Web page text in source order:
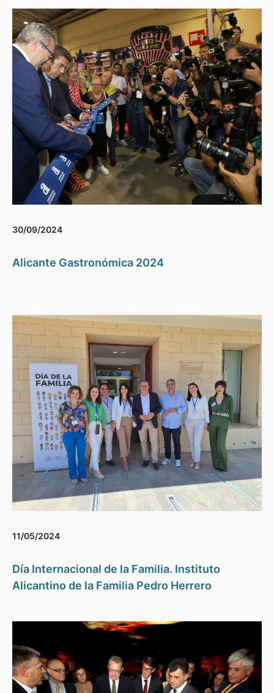
30/09/2024
Alicante Gastronómica 2024
11/05/2024
Día Internacional de la Familia. Instituto
Alicantino de la Familia Pedro Herrero